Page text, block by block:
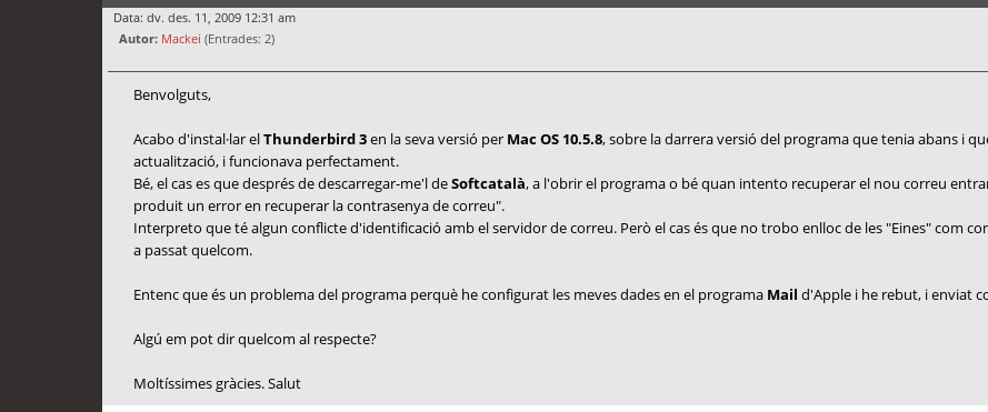
Data: dv. des. 11, 2009 12:31 am
Autor: Mackei (Entrades: 2)
Benvolguts,
Acabo d'instal·lar elThunderbird 3en la seva versió per Mac OS 10.5.8, sobre la darrera versió del programa que tenia abans i
actualització, i funcionava perfectament.
Bé, el cas es que després de descarregar-me'l deSoftcatalà, a l'obrir el programa o bé quan intento recuperar el nou correu
produit un error en recuperar la contrasenya de correu".
Interpreto que té algun conflicte d'identificació amb el servidor de correu. Però el cas és que no trobo enlloc de les "Eines" com
a passat quelcom.
Entenc que és un problema del programa perquè he configurat les meves dades en el programa Mail d'Apple i he rebut, i enviat
Algú em pot dir quelcom al respecte?
Moltíssimes gràcies. Salut